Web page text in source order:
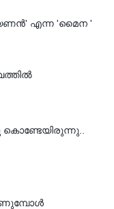
എന്ന 'മൈന '
കൊണ്ടേയിരുന്നു..